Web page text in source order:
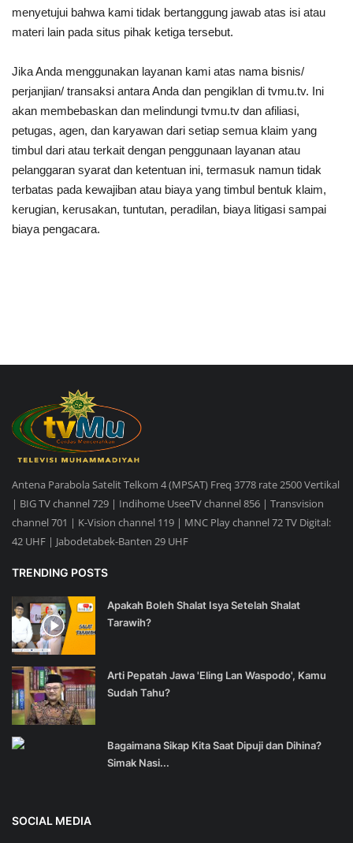
menyetujui bahwa kami tidak bertanggung jawab atas isi atau
materi lain pada situs pihak ketiga tersebut.
Jika Anda menggunakan layanan kami atas nama bisnis/
perjanjian/ transaksi antara Anda dan pengiklan di tvmu.tv. Ini
akan membebaskan dan melindungi tvmu.tv dan afiliasi,
petugas, agen, dan karyawan dari setiap semua klaim yang
timbul dari atau terkait dengan penggunaan layanan atau
pelanggaran syarat dan ketentuan ini, termasuk namun tidak
terbatas pada kewajiban atau biaya yang timbul bentuk klaim,
kerugian, kerusakan, tuntutan, peradilan, biaya litigasi sampai
biaya pengacara.
Antena Parabola Satelit Telkom 4 (MPSAT) Freq 3778 rate 2500 Vertikal
| BIG TV channel 729 | Indihome UseeTV channel 856 | Transvision
channel 701 | K-Vision channel 119 | MNC Play channel 72 TV Digital:
42 UHF | Jabodetabek-Banten 29 UHF
TRENDING POSTS
Apakah Boleh Shalat Isya Setelah Shalat
Tarawih?
Arti Pepatah Jawa 'Eling Lan Waspodo', Kamu
Sudah Tahu?
Bagaimana Sikap Kita Saat Dipuji dan Dihina?
Simak Nasi...
SOCIAL MEDIA